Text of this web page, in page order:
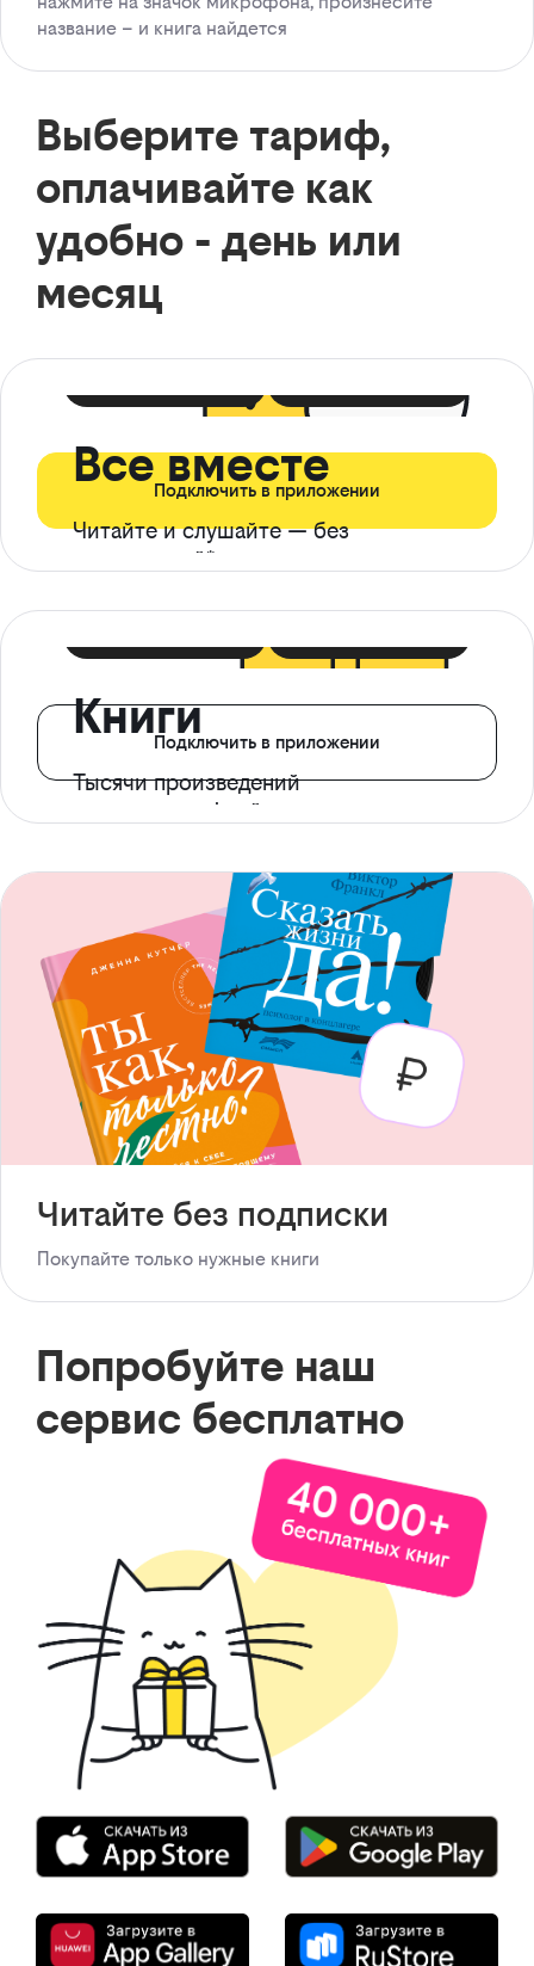
название – и книга найдется
Выберите тариф,
оплачивайте как
удобно - день или
месяц
Все вместе
Читайте и слушайте — без
ограничений*
Подключить в приложении
Книги
Тысячи произведений
с доступом офлайн
Подключить в приложении
Читайте без подписки
Покупайте только нужные книги
Попробуйте наш
сервис бесплатно